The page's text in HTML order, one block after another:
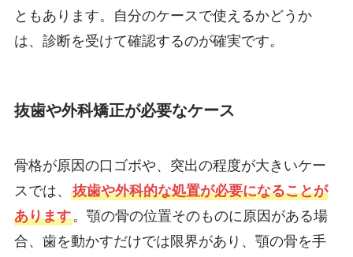
ともあります。自分のケースで使えるかどうか
は、診断を受けて確認するのが確実です。
抜歯や外科矯正が必要なケース
骨格が原因の口ゴボや、突出の程度が大きいケー
スでは、 抜歯や外科的な処置が必要になることが
あります。顎の骨の位置そのものに原因がある場
合、歯を動かすだけでは限界があり、顎の骨を手